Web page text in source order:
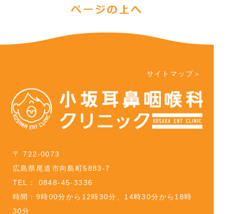
サイトマップ＞
〒 722-0073
広島県尾道市向島町5883-7
TEL： 0848-45-3336
時間：9時00分から12時30分、14時30分から18時
30分